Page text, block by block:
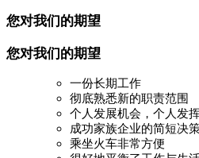
您对我们的期望
您对我们的期望
一份长期工作
彻底熟悉新的职责范围
个人发展机会，个人发
成功家族企业的简短决
乘坐火车非常方便